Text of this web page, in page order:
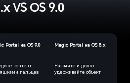
VS OS 9.0
Portal на OS 9.0
контент
пальцев
Magic Portal на OS 8.x
Нажмите и долго
удерживайте объект